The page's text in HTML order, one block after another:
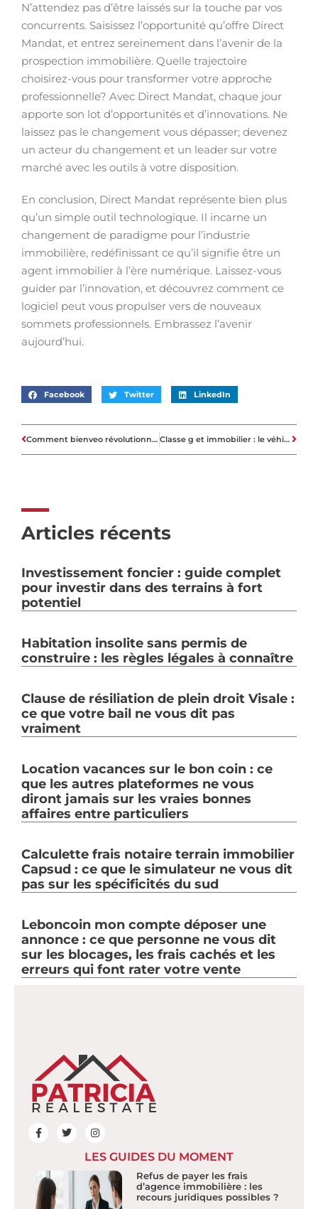
N’attendez pas d’être laissés sur la touche par vos
concurrents. Saisissez l’opportunité qu’offre Direct
Mandat, et entrez sereinement dans l’avenir de la
prospection immobilière. Quelle trajectoire
choisirez-vous pour transformer votre approche
professionnelle? Avec Direct Mandat, chaque jour
apporte son lot d’opportunités et d’innovations. Ne
laissez pas le changement vous dépasser; devenez
un acteur du changement et un leader sur votre
marché avec les outils à votre disposition.
En conclusion, Direct Mandat représente bien plus
qu’un simple outil technologique. Il incarne un
changement de paradigme pour l’industrie
immobilière, redéfinissant ce qu’il signifie être un
agent immobilier à l’ère numérique. Laissez-vous
guider par l’innovation, et découvrez comment ce
logiciel peut vous propulser vers de nouveaux
sommets professionnels. Embrassez l’avenir
aujourd’hui.
Facebook Twitter LinkedIn
Comment bienveo révolutionne votre recherche de logement social en France Classe g et immobilier : le véhicule qui redéfinit le luxe résidentiel
Articles récents
Investissement foncier : guide complet
pour investir dans des terrains à fort
potentiel
Habitation insolite sans permis de
construire : les règles légales à connaître
Clause de résiliation de plein droit Visale :
ce que votre bail ne vous dit pas
vraiment
Location vacances sur le bon coin : ce
que les autres plateformes ne vous
diront jamais sur les vraies bonnes
affaires entre particuliers
Calculette frais notaire terrain immobilier
Capsud : ce que le simulateur ne vous dit
pas sur les spécificités du sud
Leboncoin mon compte déposer une
annonce : ce que personne ne vous dit
sur les blocages, les frais cachés et les
erreurs qui font rater votre vente
LES GUIDES DU MOMENT
Refus de payer les frais
d’agence immobilière : les
recours juridiques possibles ?